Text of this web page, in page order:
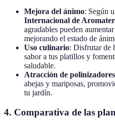
Mejora del ánimo: Según
Internacional de
agradables pueden
mejorando el estado de
Uso culinario: Disfrutar de
sabor a tus platillos y
saludable.
Atracción de polinizadores
abejas y mariposas,
tu jardín.
4. Comparativa de las